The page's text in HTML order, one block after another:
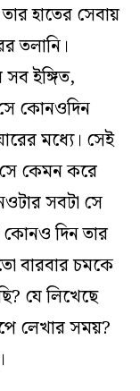
হাতের সেবায়
তলানি।
ইঙ্গিত,
কোনওদিন
মধ্যে। সেই
কেমন করে
সবটা সে
দিন তার
বারবার চমকে
যে লিখেছে
লেখার সময়?